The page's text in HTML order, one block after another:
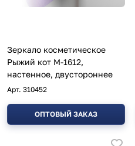
Зеркало косметическое
Рыжий кот M-1612,
настенное, двустороннее
Арт. 310452
ОПТОВЫЙ ЗАКАЗ